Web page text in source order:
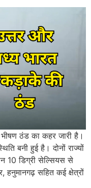
ठंड का कहर जारी है।
बनी हुई है। दोनों राज्यों
10 डिग्री सेल्सियस से
हनुमानगढ़ सहित कई क्षेत्रों